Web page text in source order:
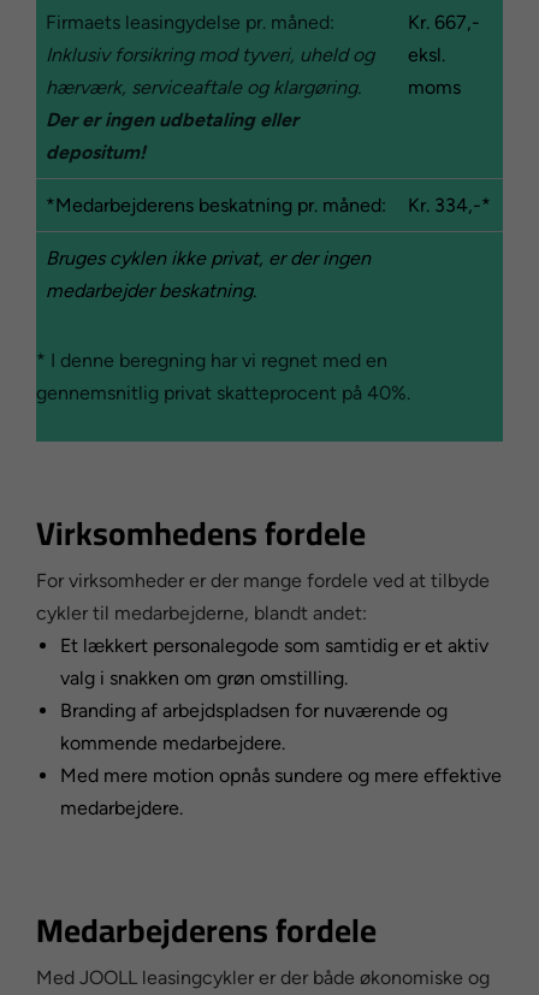
Firmaets leasingydelse pr. måned:
Inklusiv forsikring mod tyveri, uheld og
hærværk, serviceaftale og klargøring.
Der er ingen udbetaling eller
depositum!
Kr. 667,-
eksl.
moms
*Medarbejderens beskatning pr. måned: Kr. 334,-*
Bruges cyklen ikke privat, er der ingen
medarbejder beskatning.
* I denne beregning har vi regnet med en
gennemsnitlig privat skatteprocent på 40%.
Virksomhedens fordele
For virksomheder er der mange fordele ved at tilbyde
cykler til medarbejderne, blandt andet:
Et lækkert personalegode som samtidig er et aktiv
valg i snakken om grøn omstilling.
Branding af arbejdspladsen for nuværende og
kommende medarbejdere.
Med mere motion opnås sundere og mere effektive
medarbejdere.
Medarbejderens fordele
Med JOOLL leasingcykler er der både økonomiske og